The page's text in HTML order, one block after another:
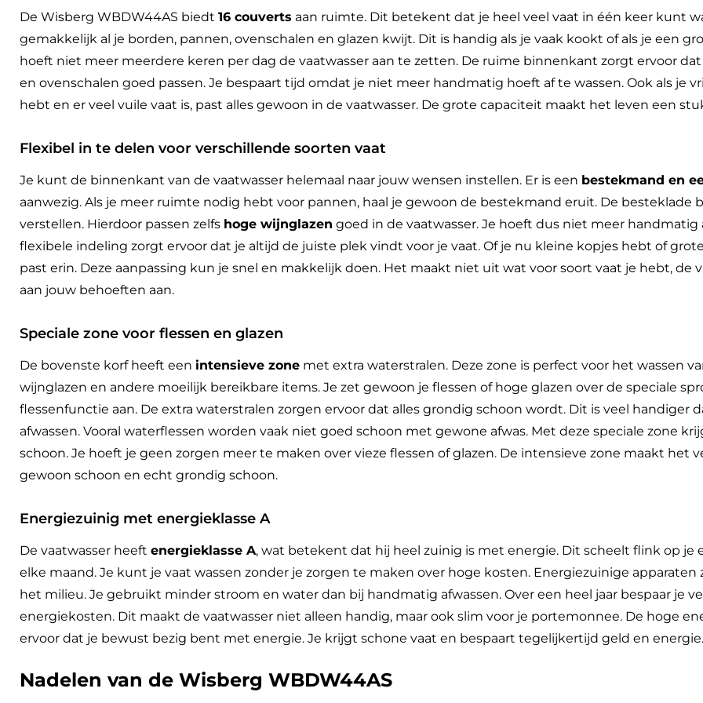
De Wisberg WBDW44AS biedt 16 couverts aan ruimte. Dit betekent dat je heel veel vaat in één keer kunt
gemakkelijk al je borden, pannen, ovenschalen en glazen kwijt. Dit is handig als je vaak kookt of als je een
hoeft niet meer meerdere keren per dag de vaatwasser aan te zetten. De ruime binnenkant zorgt ervoor
en ovenschalen goed passen. Je bespaart tijd omdat je niet meer handmatig hoeft af te wassen. Ook als je
hebt en er veel vuile vaat is, past alles gewoon in de vaatwasser. De grote capaciteit maakt het leven een
Flexibel in te delen voor verschillende soorten vaat
Je kunt de binnenkant van de vaatwasser helemaal naar jouw wensen instellen. Er is een bestekmand en
aanwezig. Als je meer ruimte nodig hebt voor pannen, haal je gewoon de bestekmand eruit. De besteklade
verstellen. Hierdoor passen zelfs hoge wijnglazen goed in de vaatwasser. Je hoeft dus niet meer handmatig
flexibele indeling zorgt ervoor dat je altijd de juiste plek vindt voor je vaat. Of je nu kleine kopjes hebt of
past erin. Deze aanpassing kun je snel en makkelijk doen. Het maakt niet uit wat voor soort vaat je hebt, de
aan jouw behoeften aan.
Speciale zone voor flessen en glazen
De bovenste korf heeft een intensieve zone met extra waterstralen. Deze zone is perfect voor het wassen
wijnglazen en andere moeilijk bereikbare items. Je zet gewoon je flessen of hoge glazen over de speciale
flessenfunctie aan. De extra waterstralen zorgen ervoor dat alles grondig schoon wordt. Dit is veel handiger
afwassen. Vooral waterflessen worden vaak niet goed schoon met gewone afwas. Met deze speciale zone
schoon. Je hoeft je geen zorgen meer te maken over vieze flessen of glazen. De intensieve zone maakt het
gewoon schoon en echt grondig schoon.
Energiezuinig met energieklasse A
De vaatwasser heeft energieklasse A, wat betekent dat hij heel zuinig is met energie. Dit scheelt flink op je
elke maand. Je kunt je vaat wassen zonder je zorgen te maken over hoge kosten. Energiezuinige apparaten
het milieu. Je gebruikt minder stroom en water dan bij handmatig afwassen. Over een heel jaar bespaar je
energiekosten. Dit maakt de vaatwasser niet alleen handig, maar ook slim voor je portemonnee. De hoge
ervoor dat je bewust bezig bent met energie. Je krijgt schone vaat en bespaart tegelijkertijd geld en energie.
Nadelen van de Wisberg WBDW44AS